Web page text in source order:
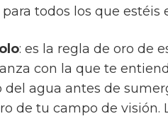
todos los que estéis
: es la regla de oro de
con la que te
del agua antes de
de tu campo de visión.